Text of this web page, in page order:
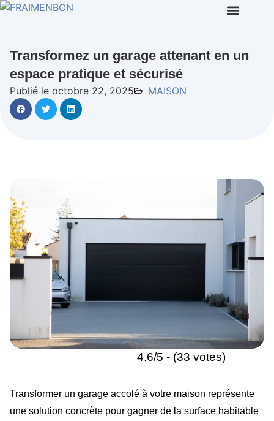
Transformez un garage attenant en un
espace pratique et sécurisé
Publié le octobre 22, 2025 MAISON
4.6/5 - (33 votes)
Transformer un garage accolé à votre maison représente
une solution concrète pour gagner de la surface habitable